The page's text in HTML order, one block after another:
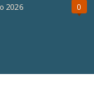
2026 0